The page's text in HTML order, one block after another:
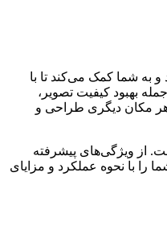
و به شما کمک می‌کند تا با
بهبود کیفیت تصویر،
هر مکان دیگری طراحی و
از ویژگی‌های پیشرفته
را با نحوه عملکرد و مزایای